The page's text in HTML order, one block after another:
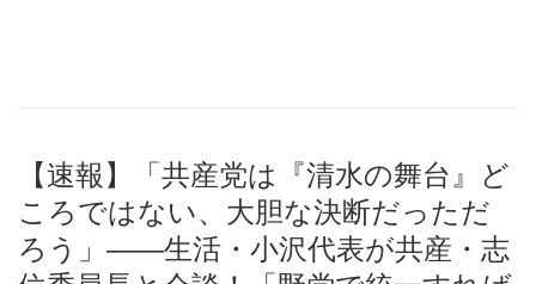
【速報】「共産党は『清水の舞台』ど
ころではない、大胆な決断だっただ
ろう」――生活・小沢代表が共産・志